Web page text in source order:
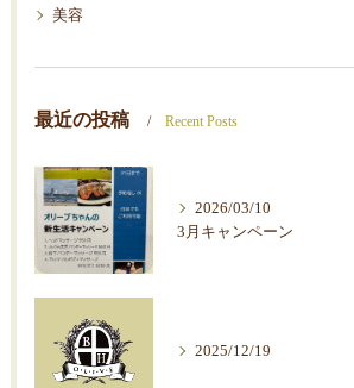
美容
最近の投稿 Recent Posts
2026/03/10
3月キャンペーン
2025/12/19